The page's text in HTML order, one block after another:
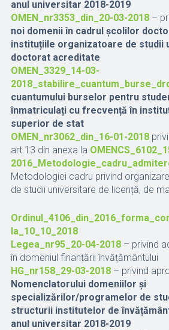
anul universitar 2018-2019
OMEN_nr3353_din_20-03-2018–
noi domenii în cadrul școlilor
instituțiile organizatoare de studii
doctorat acreditate
OMEN_3329_14-03-
cuantumului burselor pentru
înmatriculați cu frecvență în
superior de stat
OMEN_nr3062_din_16-01-2018
art.13 din anexa la
Metodologiei cadru privind
de studii universitare de licență, de
la_10_10_2018
Legea_nr95_20-04-2018– privind
în domeniul finanțării învățământului
HG_nr158_29-03-2018– privind
Nomenclatorului domeniilor și
specializărilor/programelor de
structurii institutelor de
anul universitar 2018-2019